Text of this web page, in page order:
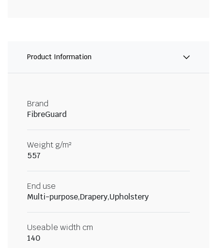
Product Information
Brand
FibreGuard
Weight g/m²
557
End use
Multi-purpose,Drapery,Upholstery
Useable width cm
140